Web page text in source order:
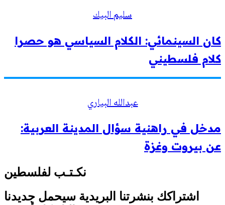
سليم البيك
كان السينمائي: الكلام السياسي هو حصرا
كلام فلسطيني
عبدالله البياري
مدخل في راهنية سؤال المدينة العربية:
عن بيروت وغزة
نكـتـب لفلسطين
اشتراكك بنشرتنا البريدية سيحمل جديدنا